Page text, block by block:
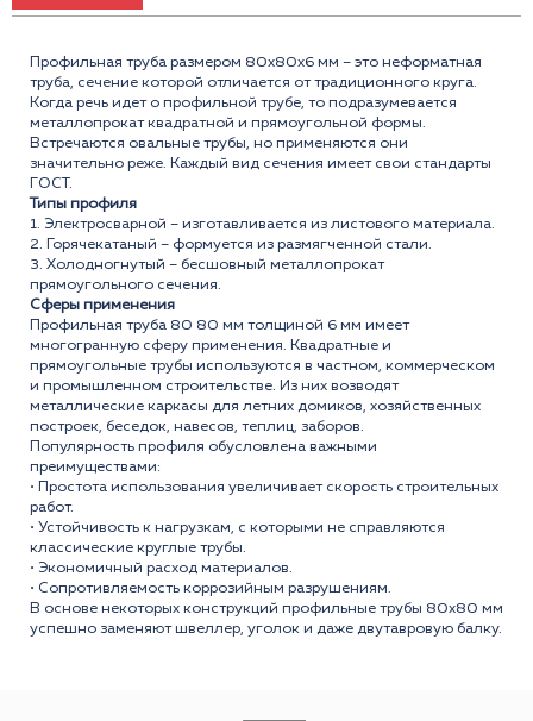
Профильная труба размером 80x80x6 мм – это неформатная
труба, сечение которой отличается от традиционного круга.
Когда речь идет о профильной трубе, то подразумевается
металлопрокат квадратной и прямоугольной формы.
Встречаются овальные трубы, но применяются они
значительно реже. Каждый вид сечения имеет свои стандарты
ГОСТ.
Типы профиля
1. Электросварной – изготавливается из листового материала.
2. Горячекатаный – формуется из размягченной стали.
3. Холодногнутый – бесшовный металлопрокат
прямоугольного сечения.
Сферы применения
Профильная труба 80 80 мм толщиной 6 мм имеет
многогранную сферу применения. Квадратные и
прямоугольные трубы используются в частном, коммерческом
и промышленном строительстве. Из них возводят
металлические каркасы для летних домиков, хозяйственных
построек, беседок, навесов, теплиц, заборов.
Популярность профиля обусловлена важными
преимуществами:
• Простота использования увеличивает скорость строительных
работ.
• Устойчивость к нагрузкам, с которыми не справляются
классические круглые трубы.
• Экономичный расход материалов.
• Сопротивляемость коррозийным разрушениям.
В основе некоторых конструкций профильные трубы 80x80 мм
успешно заменяют швеллер, уголок и даже двутавровую балку.